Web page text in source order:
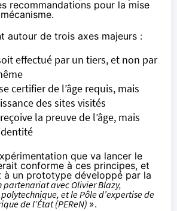
recommandations pour la mise
autour de trois axes majeurs :
effectué par un tiers, et non par
certifier de l’âge requis, mais
des sites visités
la preuve de l’âge, mais
que va lancer le
conforme à ces principes, et
à un prototype développé par la
partenariat avec Olivier Blazy,
et le Pôle d’expertise de
de l’État (PEReN) ».